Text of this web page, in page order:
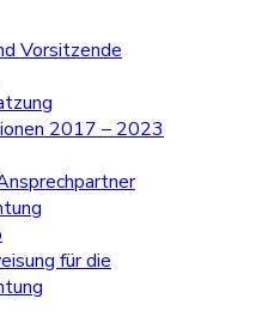
Vorsitzende
2017 – 2023
für die